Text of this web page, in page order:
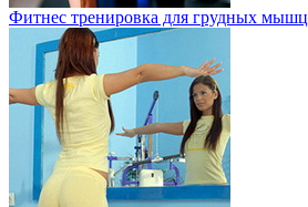
Фитнес тренировка для грудных мышц